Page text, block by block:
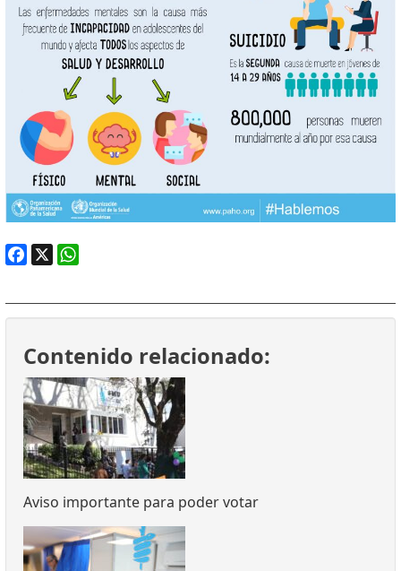
Contenido relacionado:
Aviso importante para poder votar